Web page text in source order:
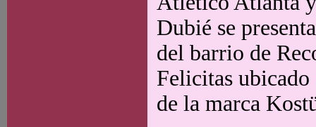
Dubié se
del barrio de
Felicitas ubicado
de la marca